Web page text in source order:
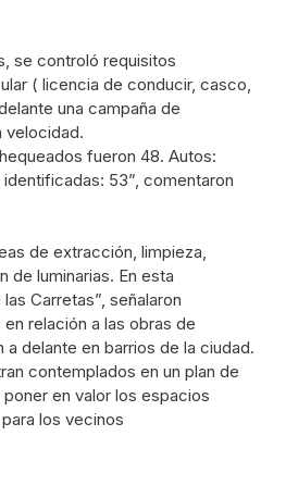
se controló requisitos
( licencia de conducir, casco,
una campaña de
velocidad.
fueron 48. Autos:
53”, comentaron
de extracción, limpieza,
de luminarias. En esta
Carretas”, señalaron
relación a las obras de
a delante en barrios de la ciudad.
contemplados en un plan de
en valor los espacios
los vecinos